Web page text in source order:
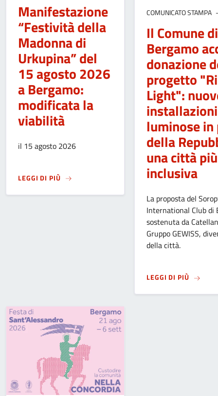
Manifestazione
“Festività della
Madonna di
Urkupina” del
15 agosto 2026
a Bergamo:
modificata la
viabilità
il 15 agosto 2026
LEGGI DI PIÙSUMANIFESTAZIONE “FESTIVITÀ DELLA
COMUNICATO STAMPA
Il Comune di
Bergamo
donazione
progetto
Light":
installazioni
luminose in
della
una città
inclusiva
La proposta del
International Club di
sostenuta da
Gruppo GEWISS,
della città.
LEGGI DI PIÙSUIL